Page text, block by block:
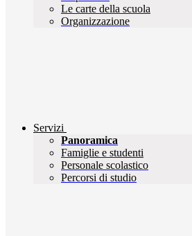
Le carte della scuola
Organizzazione
Servizi
Panoramica
Famiglie e studenti
Personale scolastico
Percorsi di studio